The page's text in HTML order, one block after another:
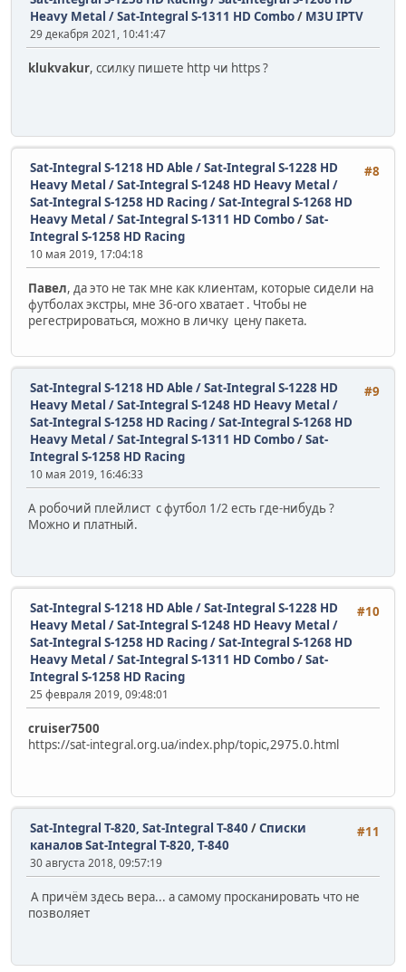
Heavy Metal / Sat-Integral S-1311 HD Combo/ M3U IPTV
29 декабря 2021, 10:41:47
klukvakur, ссилку пишете http чи https ?
#8
Sat-Integral S-1218 HD Able / Sat-Integral S-1228 HD
Heavy Metal / Sat-Integral S-1248 HD Heavy Metal /
Sat-Integral S-1258 HD Racing / Sat-Integral S-1268 HD
Heavy Metal / Sat-Integral S-1311 HD Combo/Sat-
Integral S-1258 HD Racing
10 мая 2019, 17:04:18
Павел, да это не так мне как клиентам, которые сидели на
футболах экстры, мне 36-ого хватает . Чтобы не
регестрироваться, можно в личку цену пакета.
#9
Sat-Integral S-1218 HD Able / Sat-Integral S-1228 HD
Heavy Metal / Sat-Integral S-1248 HD Heavy Metal /
Sat-Integral S-1258 HD Racing / Sat-Integral S-1268 HD
Heavy Metal / Sat-Integral S-1311 HD Combo/Sat-
Integral S-1258 HD Racing
10 мая 2019, 16:46:33
А робочий плейлист с футбол 1/2 есть где-нибудь ?
Можно и платный.
#10
Sat-Integral S-1218 HD Able / Sat-Integral S-1228 HD
Heavy Metal / Sat-Integral S-1248 HD Heavy Metal /
Sat-Integral S-1258 HD Racing / Sat-Integral S-1268 HD
Heavy Metal / Sat-Integral S-1311 HD Combo/Sat-
Integral S-1258 HD Racing
25 февраля 2019, 09:48:01
cruiser7500
https://sat-integral.org.ua/index.php/topic,2975.0.html
#11
Sat-Integral T-820, Sat-Integral T-840 /Списки
каналов Sat-Integral T-820, T-840
30 августа 2018, 09:57:19
А причём здесь вера... а самому просканировать что не
позволяет